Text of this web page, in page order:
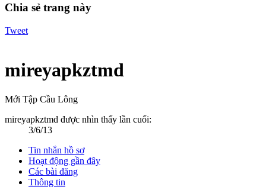
Chia sẻ trang này
Tweet
mireyapkztmd
Mới Tập Cầu Lông
mireyapkztmd được nhìn thấy lần cuối:
3/6/13
Tin nhắn hồ sơ
Hoạt động gần đây
Các bài đăng
Thông tin